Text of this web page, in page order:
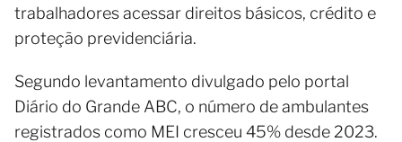
trabalhadores acessar direitos básicos, crédito e
proteção previdenciária.
Segundo levantamento divulgado pelo portal
Diário do Grande ABC, o número de ambulantes
registrados como MEI cresceu 45% desde 2023.